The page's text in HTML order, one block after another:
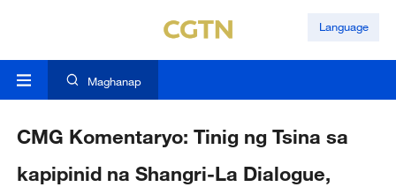
Language
Maghanap
CMG Komentaryo: Tinig ng Tsina sa
kapipinid na Shangri-La Dialogue,